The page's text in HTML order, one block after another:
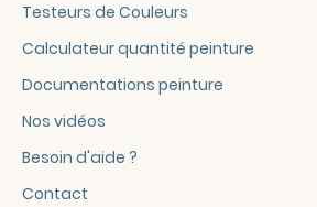
Testeurs de Couleurs
Calculateur quantité peinture
Documentations peinture
Nos vidéos
Besoin d'aide ?
Contact